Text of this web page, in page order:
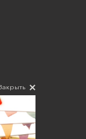
данных